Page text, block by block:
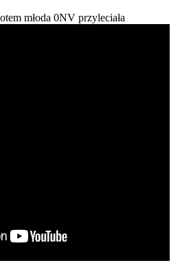
młoda 0NV przyleciała